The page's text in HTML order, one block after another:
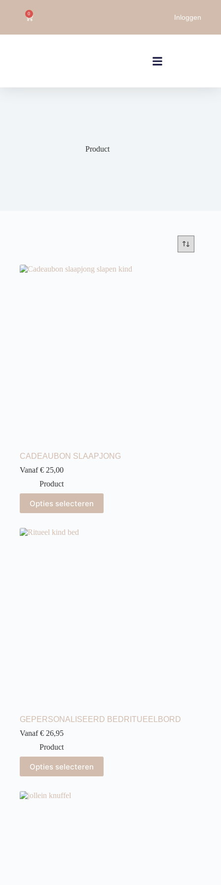
0 Inloggen
Product
CADEAUBON SLAAPJONG
Vanaf € 25,00
Product
Opties selecteren
GEPERSONALISEERD BEDRITUEELBORD
Vanaf € 26,95
Product
Opties selecteren